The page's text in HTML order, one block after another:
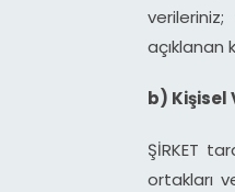
b) Kişisel
ŞİRKET
ortakları